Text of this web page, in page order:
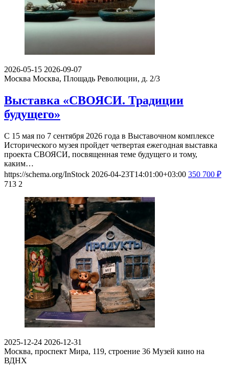
2026-05-15 2026-09-07
Москва Москва, Площадь Революции, д. 2/3
Выставка «СВОЯСИ. Традиции
будущего»
С 15 мая по 7 сентября 2026 года в Выставочном комплексе
Исторического музея пройдет четвертая ежегодная выставка
проекта СВОЯСИ, посвященная теме будущего и тому,
каким…
https://schema.org/InStock 2026-04-23T14:01:00+03:00 350 700 ₽
713 2
2025-12-24 2026-12-31
Москва, проспект Мира, 119, строение 36 Музей кино на
ВДНХ